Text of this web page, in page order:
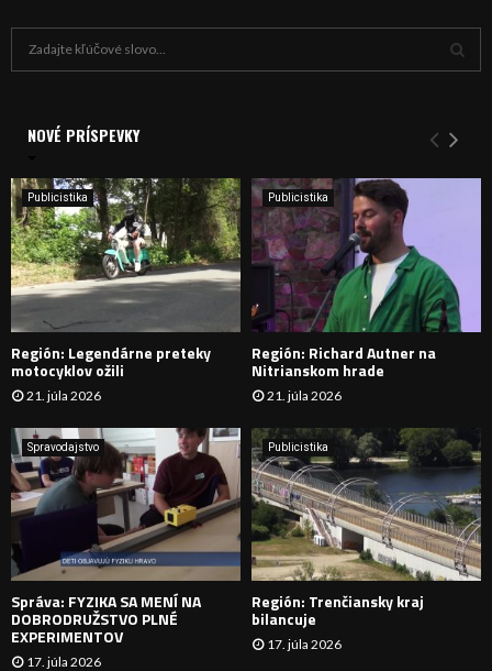
i
e
:
Y
H
D
A
N
I
E
NOVÉ PRÍSPEVKY
Publicistika
Región: Legendárne preteky
motocyklov ožili
21. júla 2026
Publicistika
Región: Richard Autner na
Nitrianskom hrade
21. júla 2026
Spravodajstvo
Správa: FYZIKA SA MENÍ NA
DOBRODRUŽSTVO PLNÉ
EXPERIMENTOV
17. júla 2026
Publicistika
Región: Trenčiansky kraj
bilancuje
17. júla 2026